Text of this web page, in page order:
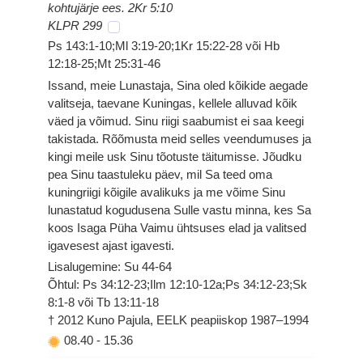
kohtujärje ees. 2Kr 5:10
KLPR 299
Ps 143:1-10;Ml 3:19-20;1Kr 15:22-28 või Hb
12:18-25;Mt 25:31-46
Issand, meie Lunastaja, Sina oled kõikide aegade
valitseja, taevane Kuningas, kellele alluvad kõik
väed ja võimud. Sinu riigi saabumist ei saa keegi
takistada. Rõõmusta meid selles veendumuses ja
kingi meile usk Sinu tõotuste täitumisse. Jõudku
pea Sinu taastuleku päev, mil Sa teed oma
kuningriigi kõigile avalikuks ja me võime Sinu
lunastatud kogudusena Sulle vastu minna, kes Sa
koos Isaga Püha Vaimu ühtsuses elad ja valitsed
igavesest ajast igavesti.
Lisalugemine: Su 44-64
Õhtul: Ps 34:12-23;Ilm 12:10-12a;Ps 34:12-23;Sk
8:1-8 või Tb 13:11-18
† 2012 Kuno Pajula, EELK peapiiskop 1987–1994
08.40 - 15.36